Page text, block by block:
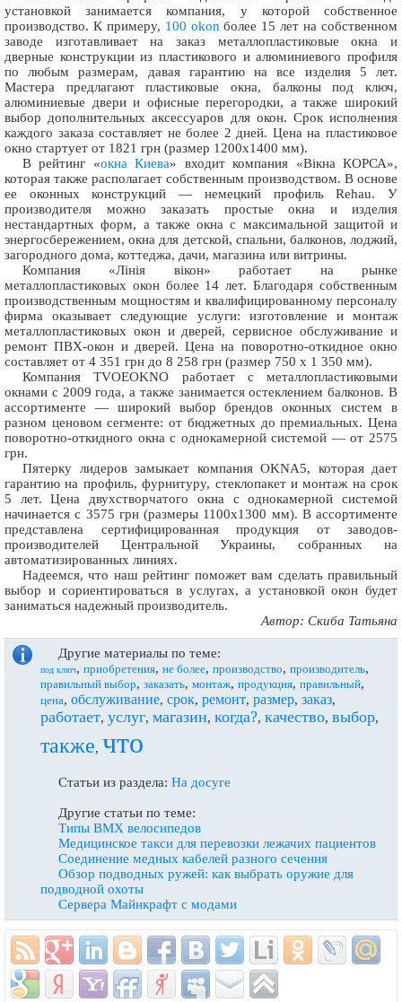
установкой занимается компания, у которой собственное
производство. К примеру, 100 okon более 15 лет на собственном
заводе изготавливает на заказ металлопластиковые окна и
дверные конструкции из пластикового и алюминиевого профиля
по любым размерам, давая гарантию на все изделия 5 лет.
Мастера предлагают пластиковые окна, балконы под ключ,
алюминиевые двери и офисные перегородки, а также широкий
выбор дополнительных аксессуаров для окон. Срок исполнения
каждого заказа составляет не более 2 дней. Цена на пластиковое
окно стартует от 1821 грн (размер 1200х1400 мм).
В рейтинг «окна Киева» входит компания «Вікна КОРСА»,
которая также располагает собственным производством. В основе
ее оконных конструкций — немецкий профиль Rehau. У
производителя можно заказать простые окна и изделия
нестандартных форм, а также окна с максимальной защитой и
энергосбережением, окна для детской, спальни, балконов, лоджий,
загородного дома, коттеджа, дачи, магазина или витрины.
Компания «Лінія вікон» работает на рынке
металлопластиковых окон более 14 лет. Благодаря собственным
производственным мощностям и квалифицированному персоналу
фирма оказывает следующие услуги: изготовление и монтаж
металлопластиковых окон и дверей, сервисное обслуживание и
ремонт ПВХ-окон и дверей. Цена на поворотно-откидное окно
составляет от 4 351 грн до 8 258 грн (размер 750 х 1 350 мм).
Компания TVOEOKNO работает с металлопластиковыми
окнами с 2009 года, а также занимается остеклением балконов. В
ассортименте — широкий выбор брендов оконных систем в
разном ценовом сегменте: от бюджетных до премиальных. Цена
поворотно-откидного окна с однокамерной системой — от 2575
грн.
Пятерку лидеров замыкает компания OKNA5, которая дает
гарантию на профиль, фурнитуру, стеклопакет и монтаж на срок
5 лет. Цена двухстворчатого окна с однокамерной системой
начинается с 3575 грн (размеры 1100х1300 мм). В ассортименте
представлена сертифицированная продукция от заводов-
производителей Центральной Украины, собранных на
автоматизированных линиях.
Надеемся, что наш рейтинг поможет вам сделать правильный
выбор и сориентироваться в услугах, а установкой окон будет
заниматься надежный производитель.
Автор: Скиба Татьяна
Другие материалы по теме:
под ключ, приобретения, не более, производство, производитель,
правильный выбор, заказать, монтаж, продукция, правильный,
цена, обслуживание, срок, ремонт, размер, заказ,
работает, услуг, магазин, когда?, качество, выбор,
также, что
Статьи из раздела: На досуге
Другие статьи по теме:
Типы BMX велосипедов
Медицинское такси для перевозки лежачих пациентов
Соединение медных кабелей разного сечения
Обзор подводных ружей: как выбрать оружие для
подводной охоты
Сервера Майнкрафт с модами